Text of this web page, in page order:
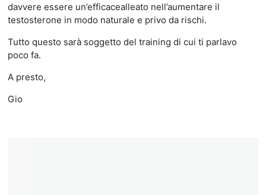
davvere essere un’efficacealleato nell’aumentare il
testosterone in modo naturale e privo da rischi.
Tutto questo sarà soggetto del training di cui ti parlavo
poco fa.
A presto,
Gio